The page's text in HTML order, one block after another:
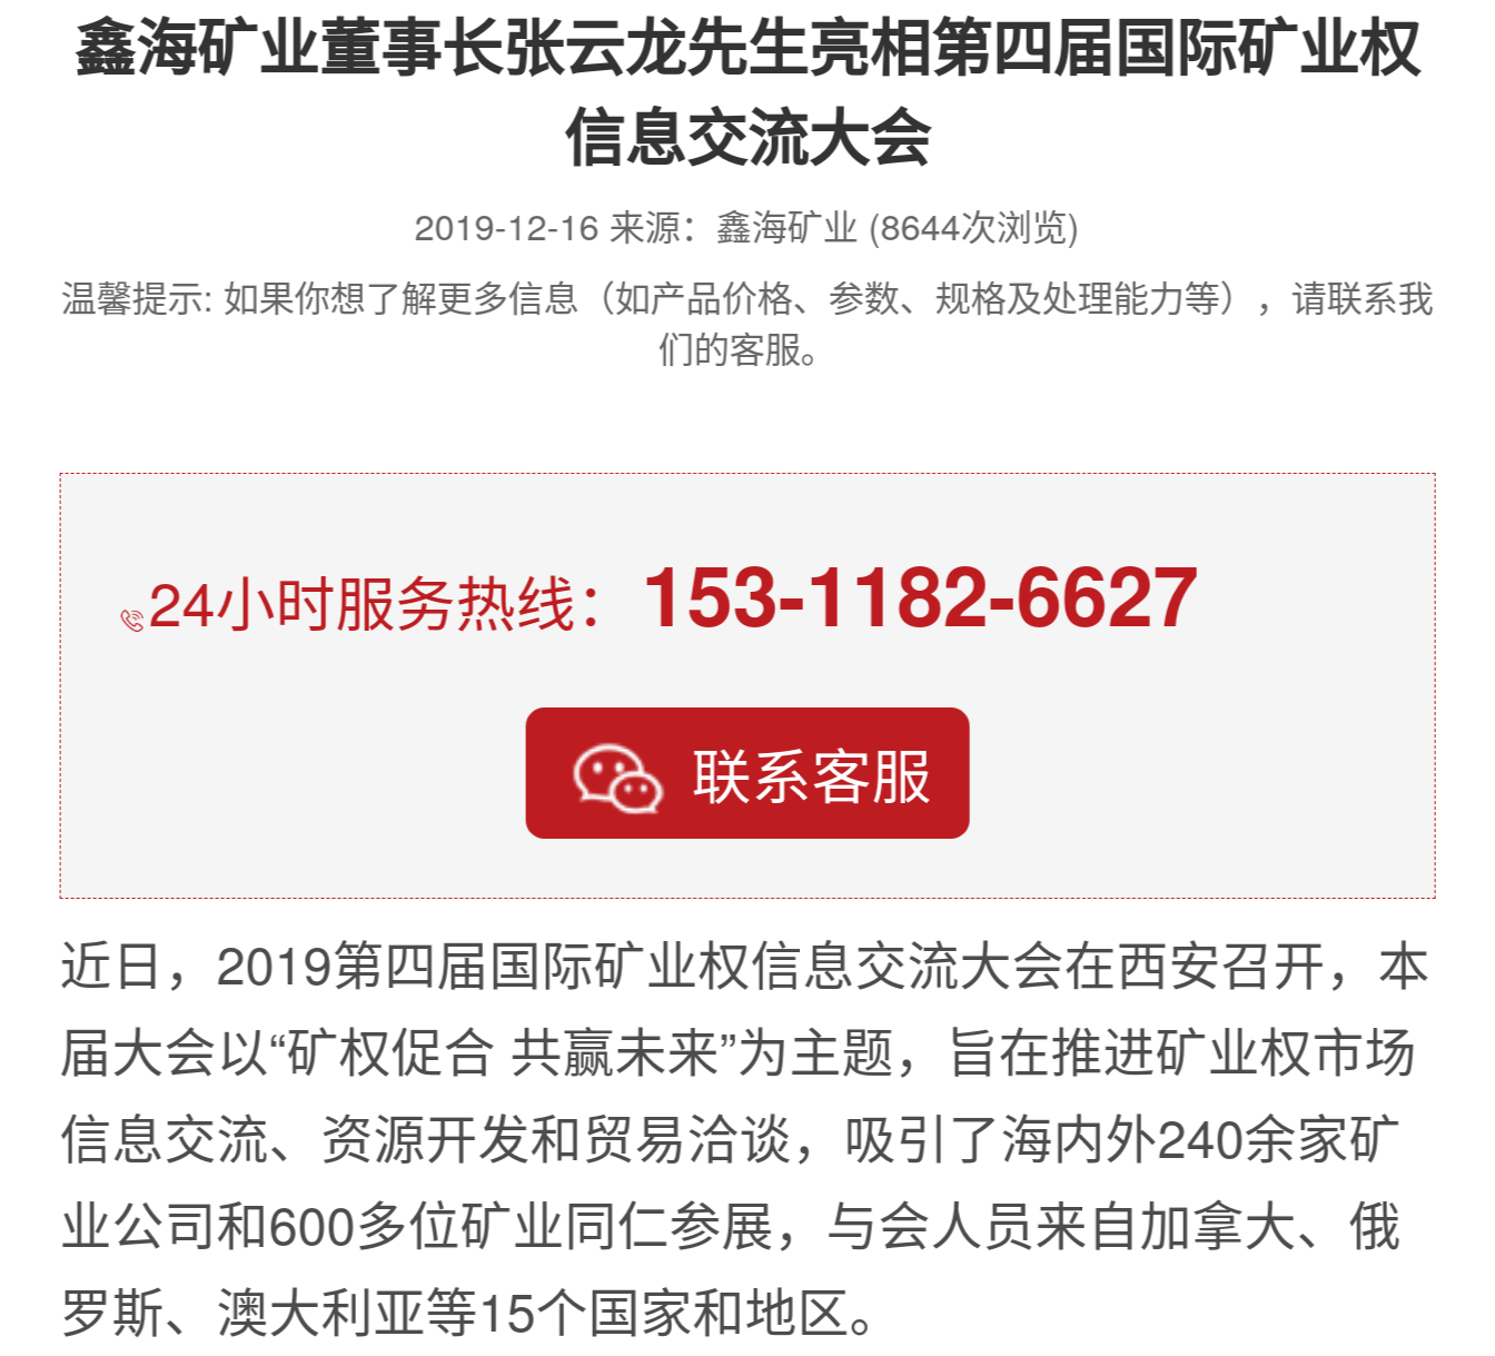
鑫海矿业董事长张云龙先生亮相第四届国际矿业权
信息交流大会
2019-12-16 来源：鑫海矿业 (8644次浏览)
温馨提示: 如果你想了解更多信息（如产品价格、参数、规格及处理能力等），请联系我
们的客服。
24小时服务热线： 153-1182-6627
联系客服
近日，2019第四届国际矿业权信息交流大会在西安召开，本
届大会以“矿权促合 共赢未来”为主题，旨在推进矿业权市场
信息交流、资源开发和贸易洽谈，吸引了海内外240余家矿
业公司和600多位矿业同仁参展，与会人员来自加拿大、俄
罗斯、澳大利亚等15个国家和地区。